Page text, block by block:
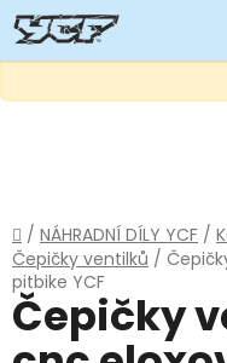
Domů
/ NÁHRADNÍ DÍLY YCF /
Čepičky ventilků /
pitbike YCF
Čepičky